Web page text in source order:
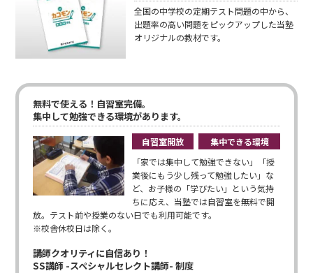
全国の中学校の定期テスト問題の中から、
出題率の高い問題をピックアップした当塾
オリジナルの教材です。
無料で使える！自習室完備。
集中して勉強できる環境があります。
自習室開放
集中できる環境
「家では集中して勉強できない」「授
業後にもう少し残って勉強したい」な
ど、お子様の「学びたい」という気持
ちに応え、当塾では自習室を無料で開
放。テスト前や授業のない日でも利用可能です。
※校舎休校日は除く。
講師クオリティに自信あり！
SS講師 -スペシャルセレクト講師- 制度